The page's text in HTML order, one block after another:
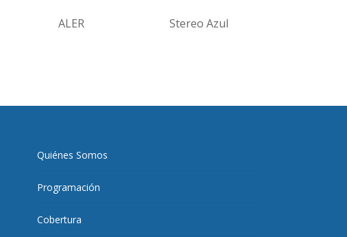
ALER Stereo Azul
Quiénes Somos
Programación
Cobertura